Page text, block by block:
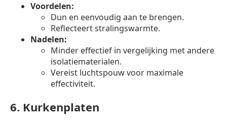
Voordelen:
Dun en eenvoudig aan te brengen.
Reflecteert stralingswarmte.
Nadelen:
Minder effectief in vergelijking met andere
isolatiematerialen.
Vereist luchtspouw voor maximale
effectiviteit.
6. Kurkenplaten